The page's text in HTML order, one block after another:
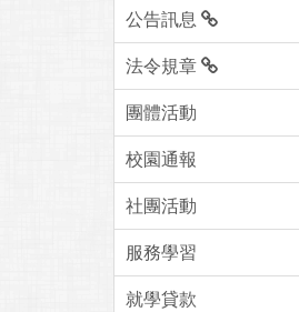
公告訊息
法令規章
團體活動
校園通報
社團活動
服務學習
就學貸款